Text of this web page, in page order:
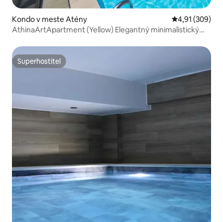
Kondo v meste Atény Priemerné
4,91 (309)
AthinaArtApartment (Yellow) Elegantný minimalistický
Superhostiteľ
Superhostiteľ